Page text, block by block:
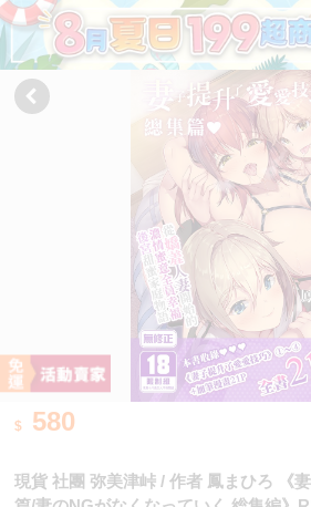
580
現貨 社團 弥美津峠 / 作者 鳳まひろ 《